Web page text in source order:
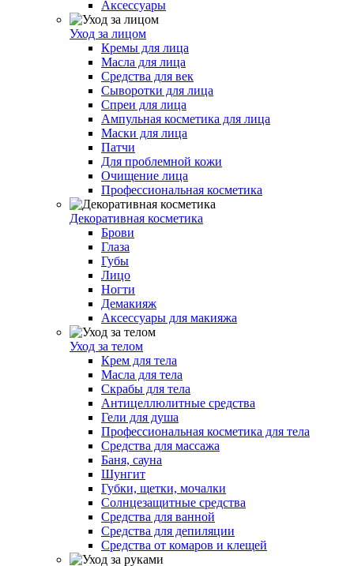
Аксессуары
Уход за лицом
Кремы для лица
Масла для лица
Средства для век
Сыворотки для лица
Спреи для лица
Ампульная косметика для лица
Маски для лица
Патчи
Для проблемной кожи
Очищение лица
Профессиональная косметика
Декоративная косметика
Брови
Глаза
Губы
Лицо
Ногти
Демакияж
Аксессуары для макияжа
Уход за телом
Крем для тела
Масла для тела
Скрабы для тела
Антицеллюлитные средства
Гели для душа
Профессиональная косметика для тела
Средства для массажа
Баня, сауна
Шунгит
Губки, щетки, мочалки
Солнцезащитные средства
Средства для ванной
Средства для депиляции
Средства от комаров и клещей